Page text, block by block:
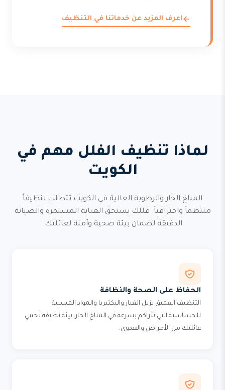
اعرف المزيد عن خدماتنا في التنظيف
لماذا تنظيف الفلل مهم في
الكويت
المناخ الحار والرطوبة العالية في الكويت تتطلب تنظيفاً
منتظماً واحترافياً. فللك يستحق العناية المستمرة والصيانة
الدقيقة لضمان بيئة صحية وآمنة لعائلتك.
الحفاظ على الصحة والنظافة
التنظيف العميق يزيل الغبار والبكتيريا والمواد المسببة
للحساسية التي تتراكم بسرعة في المناخ الحار. بيئة نظيفة تحمي
عائلتك من الأمراض والعدوى.